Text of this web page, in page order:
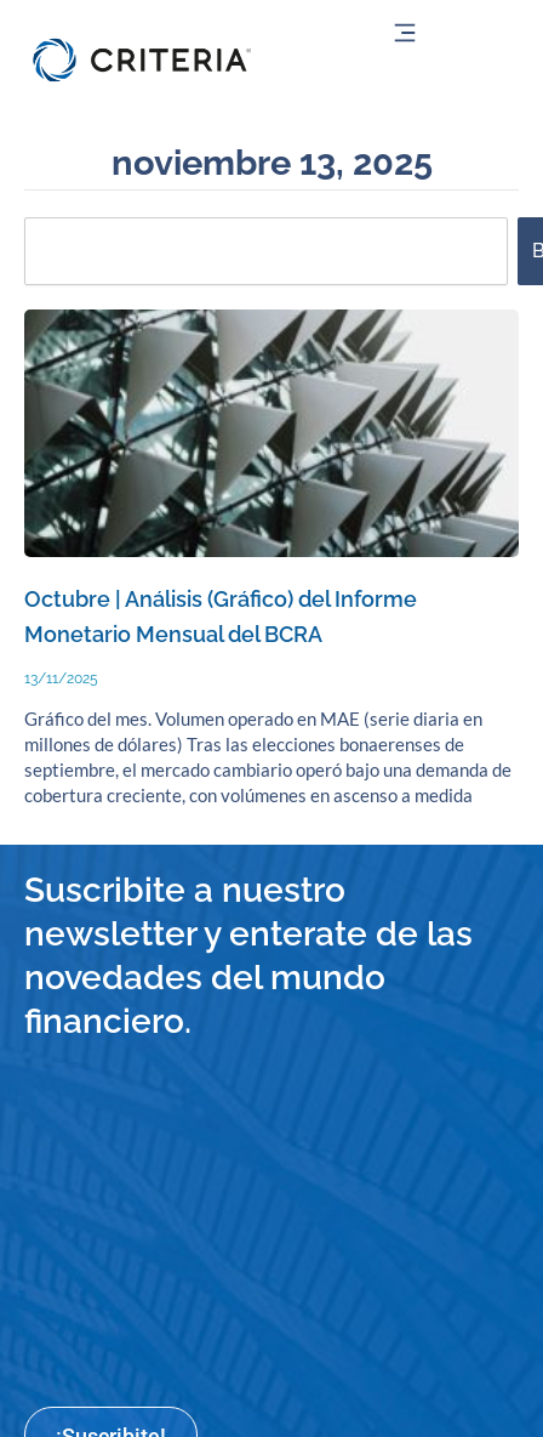
contenido
noviembre 13, 2025
Octubre | Análisis (Gráfico) del Informe
Monetario Mensual del BCRA
13/11/2025
Gráfico del mes. Volumen operado en MAE (serie diaria en
millones de dólares) Tras las elecciones bonaerenses de
septiembre, el mercado cambiario operó bajo una demanda de
cobertura creciente, con volúmenes en ascenso a medida
Suscribite a nuestro
newsletter y enterate de las
novedades del mundo
financiero.